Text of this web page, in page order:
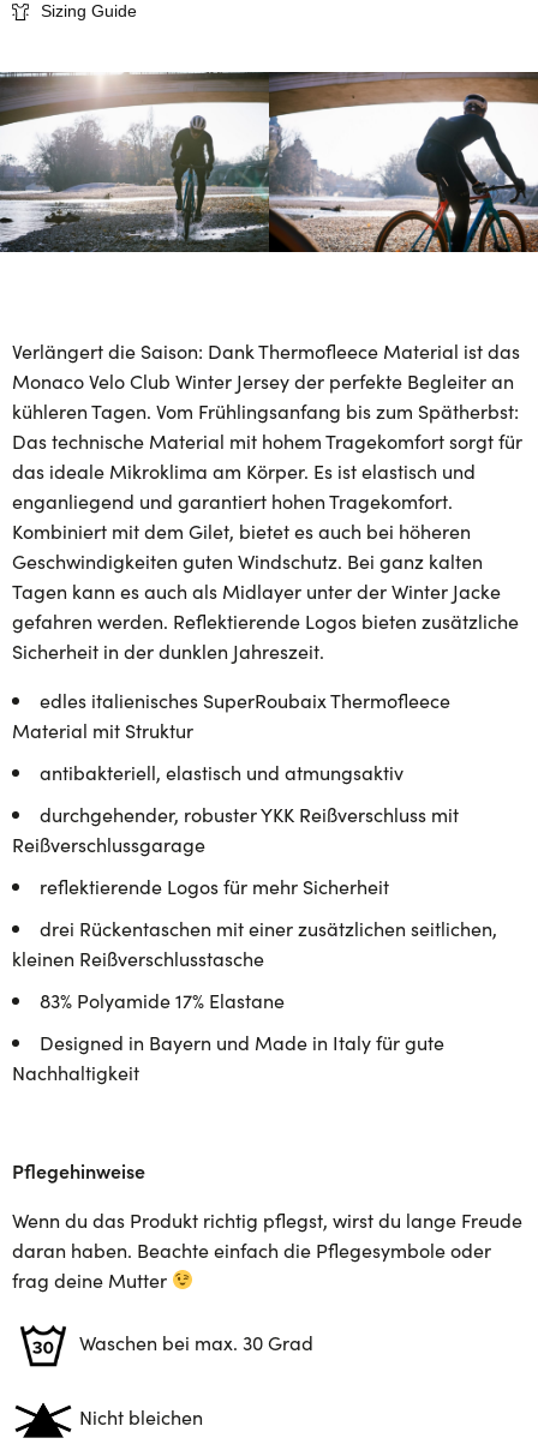
Sizing Guide
Verlängert die Saison: Dank Thermofleece Material ist das
Monaco Velo Club Winter Jersey der perfekte Begleiter an
kühleren Tagen. Vom Frühlingsanfang bis zum Spätherbst:
Das technische Material mit hohem Tragekomfort sorgt für
das ideale Mikroklima am Körper. Es ist elastisch und
enganliegend und garantiert hohen Tragekomfort.
Kombiniert mit dem Gilet, bietet es auch bei höheren
Geschwindigkeiten guten Windschutz. Bei ganz kalten
Tagen kann es auch als Midlayer unter der Winter Jacke
gefahren werden. Reflektierende Logos bieten zusätzliche
Sicherheit in der dunklen Jahreszeit.
edles italienisches SuperRoubaix Thermofleece
Material mit Struktur
antibakteriell, elastisch und atmungsaktiv
durchgehender, robuster YKK Reißverschluss mit
Reißverschlussgarage
reflektierende Logos für mehr Sicherheit
drei Rückentaschen mit einer zusätzlichen seitlichen,
kleinen Reißverschlusstasche
83% Polyamide 17% Elastane
Designed in Bayern und Made in Italy für gute
Nachhaltigkeit
Pflegehinweise
Wenn du das Produkt richtig pflegst, wirst du lange Freude
daran haben. Beachte einfach die Pflegesymbole oder
frag deine Mutter
Waschen bei max. 30 Grad
Nicht bleichen